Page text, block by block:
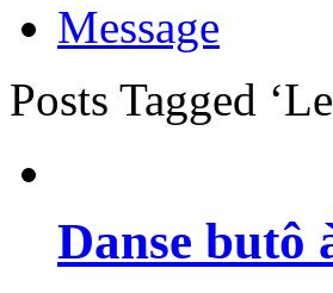
Message
Posts Tagged
Danse butô